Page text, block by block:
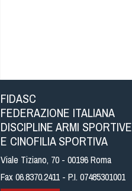
FIDASC
FEDERAZIONE ITALIANA
DISCIPLINE ARMI SPORTIVE
E CINOFILIA SPORTIVA
Viale Tiziano, 70 - 00196 Roma
Fax 06.8370.2411 - P.I. 07485301001